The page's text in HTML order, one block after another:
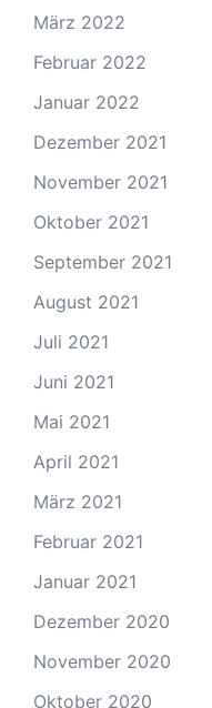
März 2022
Februar 2022
Januar 2022
Dezember 2021
November 2021
Oktober 2021
September 2021
August 2021
Juli 2021
Juni 2021
Mai 2021
April 2021
März 2021
Februar 2021
Januar 2021
Dezember 2020
November 2020
Oktober 2020